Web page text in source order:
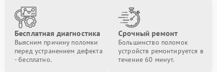
Бесплатная диагностика
Выясним причину поломки
перед устранением дефекта
- бесплатно.
Срочный ремонт
Большинство поломок
устройств ремонтируется в
течение 60 минут.